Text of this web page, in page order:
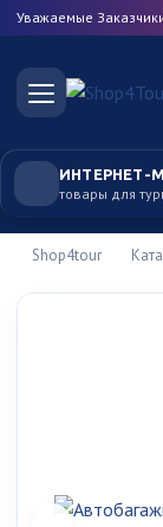
Уважаемые
ИНТЕРНЕТ-
товары для
Shop4tour